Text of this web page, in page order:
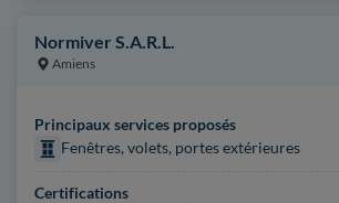
Normiver S.A.R.L.
Amiens
Principaux services proposés
Fenêtres, volets, portes extérieures
Certifications